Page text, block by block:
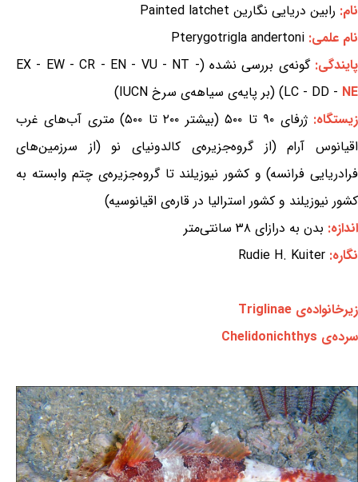
نام: رابین دریایی نگارین Painted latchet
نام علمی: Pterygotrigla andertoni
پایندگی:
گونه‌ی بررسی نشده (EX - EW - CR - EN - VU - NT -
LC - DD - NE
) (بر پایه‌ی سیاهه‌ی سرخ IUCN)
زیستگاه:
ژرفای ۹۰ تا ۵۰۰ (بیشتر ۲۰۰ تا ۵۰۰) متری آب‌های غرب
اقیانوس آرام (از گروه‌جزیره‌ی کالدونیای نو (از سرزمین‌های
فرادریایی فرانسه) و کشور نیوزیلند تا گروه‌جزیره‌ی چتم وابسته به
کشور نیوزیلند و کشور استرالیا در قاره‌ی اقیانوسیه)
اندازه: بدن به درازای ۳۸ سانتی‌متر
نگاره: Rudie H. Kuiter
زیرخانواده‌ی Triglinae
سرده‌ی Chelidonichthys